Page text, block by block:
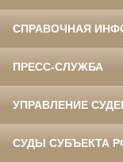
СПРАВОЧНАЯ
ПРЕСС-СЛУЖБА
УПРАВЛЕНИЕ
СУДЫ СУБЪЕКТА